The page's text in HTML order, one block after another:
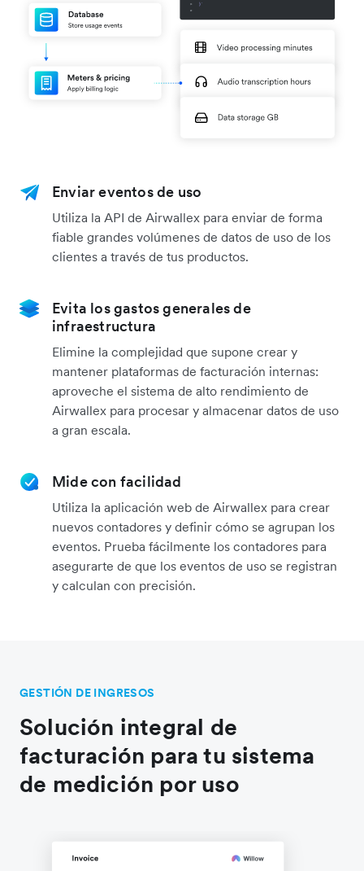
Enviar eventos de uso
Utiliza la API de Airwallex para enviar de forma
fiable grandes volúmenes de datos de uso de los
clientes a través de tus productos.
Evita los gastos generales de
infraestructura
Elimine la complejidad que supone crear y
mantener plataformas de facturación internas:
aproveche el sistema de alto rendimiento de
Airwallex para procesar y almacenar datos de uso
a gran escala.
Mide con facilidad
Utiliza la aplicación web de Airwallex para crear
nuevos contadores y definir cómo se agrupan los
eventos. Prueba fácilmente los contadores para
asegurarte de que los eventos de uso se registran
y calculan con precisión.
GESTIÓN DE INGRESOS
Solución integral de
facturación para tu sistema
de medición por uso